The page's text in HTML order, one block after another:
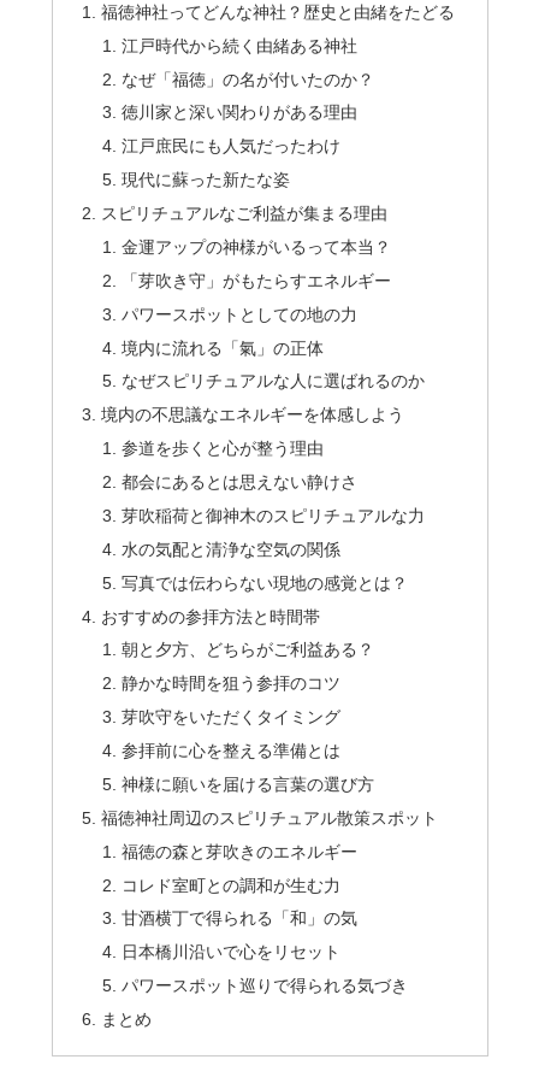
福徳神社ってどんな神社？歴史と由緒をたどる
江戸時代から続く由緒ある神社
なぜ「福徳」の名が付いたのか？
徳川家と深い関わりがある理由
江戸庶民にも人気だったわけ
現代に蘇った新たな姿
スピリチュアルなご利益が集まる理由
金運アップの神様がいるって本当？
「芽吹き守」がもたらすエネルギー
パワースポットとしての地の力
境内に流れる「氣」の正体
なぜスピリチュアルな人に選ばれるのか
境内の不思議なエネルギーを体感しよう
参道を歩くと心が整う理由
都会にあるとは思えない静けさ
芽吹稲荷と御神木のスピリチュアルな力
水の気配と清浄な空気の関係
写真では伝わらない現地の感覚とは？
おすすめの参拝方法と時間帯
朝と夕方、どちらがご利益ある？
静かな時間を狙う参拝のコツ
芽吹守をいただくタイミング
参拝前に心を整える準備とは
神様に願いを届ける言葉の選び方
福徳神社周辺のスピリチュアル散策スポット
福徳の森と芽吹きのエネルギー
コレド室町との調和が生む力
甘酒横丁で得られる「和」の気
日本橋川沿いで心をリセット
パワースポット巡りで得られる気づき
まとめ